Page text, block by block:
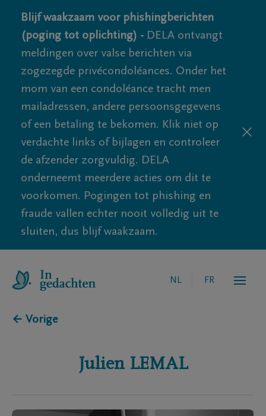
Blijf waakzaam voor phishingberichten
(poging tot oplichting) - DELA ontvangt
meldingen over valse berichten via
zogezegde privécondoléances. Onder het
mom van een condoléance tracht men
mailadressen, andere persoonsgegevens
of een betaling te bekomen. Klik niet op
verdachte links of bijlagen en controleer
de afzender zorgvuldig. DELA
onderneemt meerdere acties om dit te
voorkomen. Pogingen tot phishing en
fraude vallen echter nooit volledig uit te
sluiten, dus blijf waakzaam.
NL FR
← Vorige
Julien LEMAL